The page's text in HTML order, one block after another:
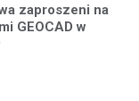
zaproszeni na
GEOCAD w